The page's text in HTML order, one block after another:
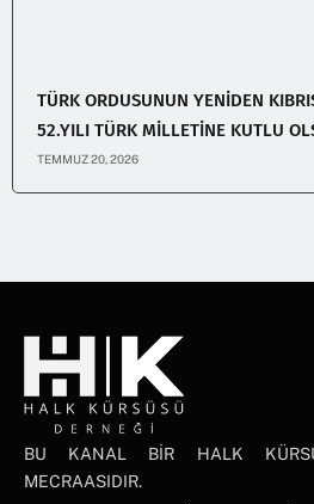
TÜRK ORDUSUNUN YENİDEN
52.YILI TÜRK MİLLETİNE KUTLU
TEMMUZ 20, 2026
BU KANAL BİR HALK
MECRAASIDIR.